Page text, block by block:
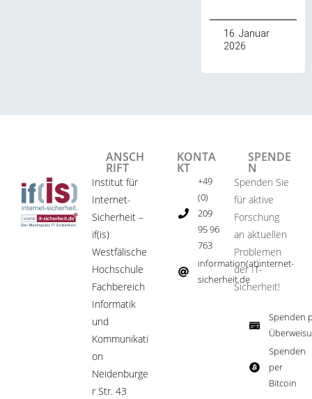
16. Januar
2026
ANSCH
RIFT
Institut für
Internet-
Sicherheit –
if(is)
Westfälische
Hochschule
Fachbereich
Informatik
und
Kommunikati
on
Neidenburge
r Str. 43
KONTA
KT
+49
(0)
209
95 96
763
information(at)internet-
sicherheit.de ​
SPENDE
N
Spenden Sie
für aktive
Forschung
an aktuellen
Problemen
der IT-
Sicherheit!​
Spenden
Spenden
per
Bitcoin​